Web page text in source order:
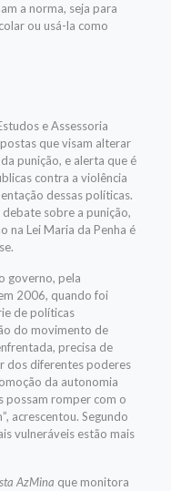
a norma, seja para
ou usá-la como
e Assessoria
que visam alterar
punição, e alerta que é
contra a violência
dessas políticas.
sobre a punição,
na Lei Maria da Penha é
governo, pela
2006, quando foi
de políticas
do movimento de
precisa de
dos diferentes poderes
da autonomia
possam romper com o
acrescentou. Segundo
vulneráveis estão mais
AzMina que monitora